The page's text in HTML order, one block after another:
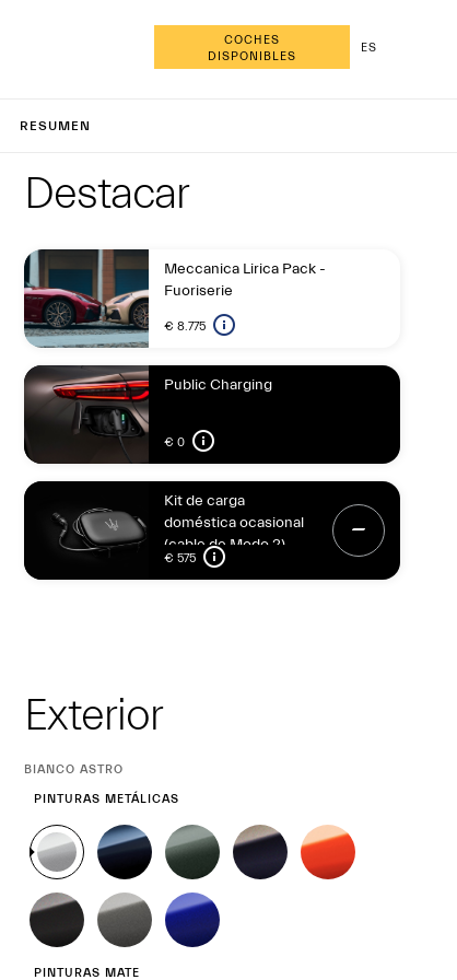
COCHES
DISPONIBLES
ES
RESUMEN
Highlight
Destacar
Meccanica Lirica Pack -
Fuoriserie
€ 8.775
Public Charging
€ 0
Kit de carga
doméstica ocasional
(cable de Modo 2)
€ 575
Exterior
Exterior
CURRENT
BIANCO ASTRO
PINTURAS METÁLICAS
PINTURAS MATE